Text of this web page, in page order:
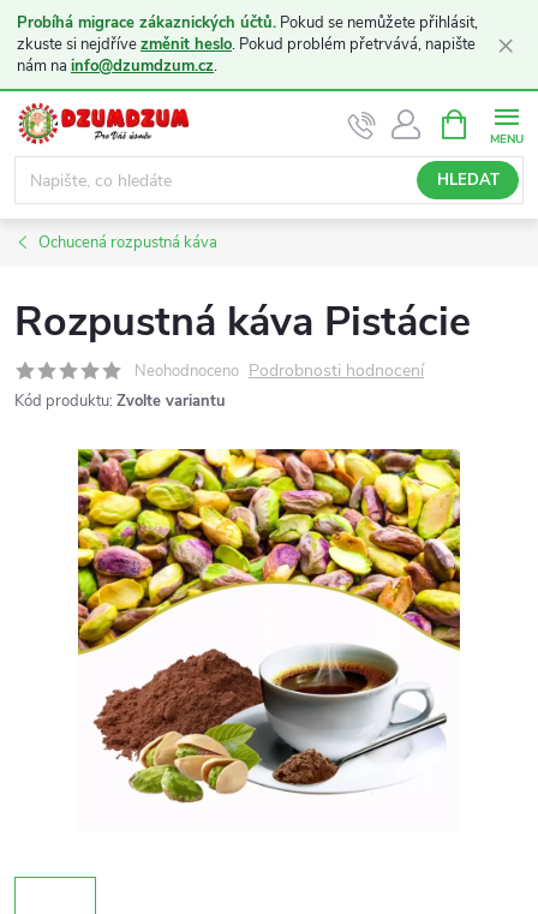
Probíhá migrace zákaznických účtů. Pokud se nemůžete přihlásit,
zkuste si nejdřívezměnit heslo. Pokud problém přetrvává, napište
nám na info@dzumdzum.cz.
×
Přejít
obsah
HLEDAT
NÁKUPNÍ
KOŠÍK
Ochucená rozpustná káva
Rozpustná káva Pistácie
Neohodnoceno Podrobnosti hodnocení
Kód produktu: Zvolte variantu